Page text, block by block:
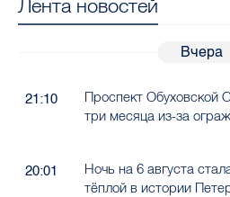
Лента новостей
Вчера
21:10
Проспект Обуховской
три месяца из-за
20:01
Ночь на 6 августа
тёплой в истории